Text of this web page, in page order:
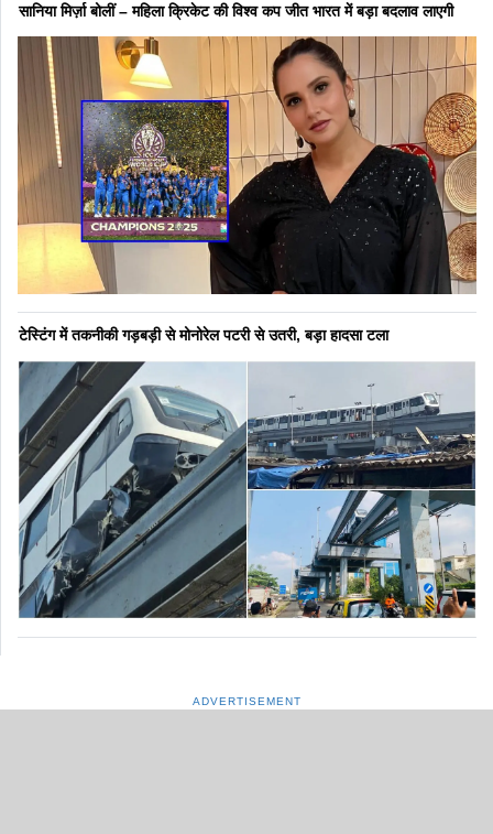
सानिया मिर्ज़ा बोलीं – महिला क्रिकेट की विश्व कप जीत भारत में बड़ा बदलाव लाएगी
टेस्टिंग में तकनीकी गड़बड़ी से मोनोरेल पटरी से उतरी, बड़ा हादसा टला
ADVERTISEMENT